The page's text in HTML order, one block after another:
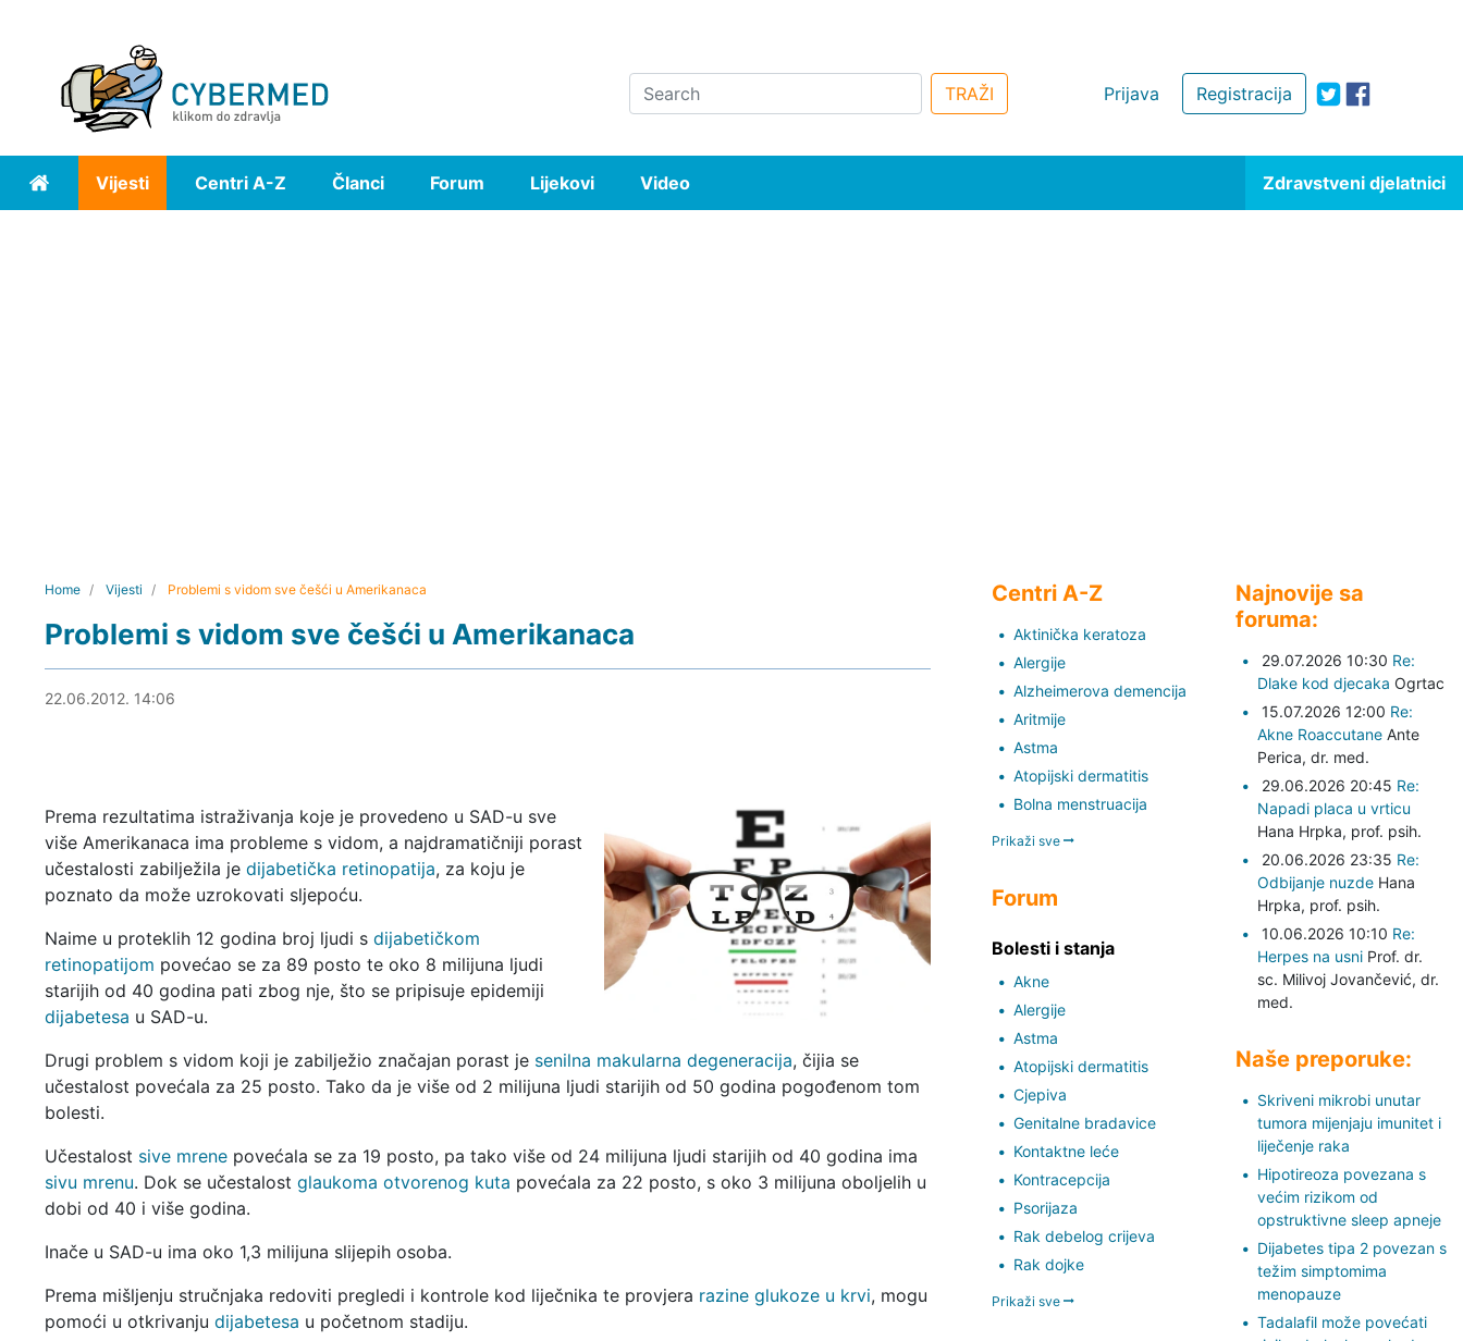
Registracija
Prijava
Search TRAŽI
Home Vijesti Centri A-Z Članci Forum Lijekovi Video Zdravstveni djelatnici
Home Vijesti Problemi s vidom sve češći u Amerikanaca
Problemi s vidom sve češći u Amerikanaca
22.06.2012. 14:37
22.06.2012. 14:06
Prema rezultatima istraživanja koje je provedeno u SAD-u sve
više Amerikanaca ima probleme s vidom, a najdramatičniji porast
učestalosti zabilježila je dijabetička retinopatija, za koju je
poznato da može uzrokovati sljepoću.
Naime u proteklih 12 godina broj ljudi s dijabetičkom
retinopatijom povećao se za 89 posto te oko 8 milijuna ljudi
starijih od 40 godina pati zbog nje, što se pripisuje epidemiji
dijabetesa u SAD-u.
Drugi problem s vidom koji je zabilježio značajan porast je senilna makularna degeneracija, čijia se
učestalost povećala za 25 posto. Tako da je više od 2 milijuna ljudi starijih od 50 godina pogođenom tom
bolesti.
Učestalost sive mrenepovećala se za 19 posto, pa tako više od 24 milijuna ljudi starijih od 40 godina ima
sivu mrenu. Dok se učestalost glaukoma otvorenog kuta povećala za 22 posto, s oko 3 milijuna oboljelih u
dobi od 40 i više godina.
Inače u SAD-u ima oko 1,3 milijuna slijepih osoba.
Prema mišljenju stručnjaka redoviti pregledi i kontrole kod liječnika te provjera razine glukoze u krvi, mogu
pomoći u otkrivanju dijabetesa u početnom stadiju.
Centri A-Z
Aktinička keratoza
Alergije
Alzheimerova demencija
Aritmije
Astma
Atopijski dermatitis
Bolna menstruacija
Prikaži sve
Forum
Bolesti i stanja
Akne
Alergije
Astma
Atopijski dermatitis
Cjepiva
Genitalne bradavice
Kontaktne leće
Kontracepcija
Psorijaza
Rak debelog crijeva
Rak dojke
Prikaži sve
Najnovije sa
foruma:
29.07.2026 10:30 Re:
Dlake kod djecaka Ogrtac
15.07.2026 12:00 Re:
Akne Roaccutane Ante
Perica, dr. med.
29.06.2026 20:45 Re:
Napadi placa u vrticu
Hana Hrpka, prof. psih.
20.06.2026 23:35 Re:
Odbijanje nuzde Hana
Hrpka, prof. psih.
10.06.2026 10:10 Re:
Herpes na usni Prof. dr.
sc. Milivoj Jovančević, dr.
med.
Naše preporuke:
Skriveni mikrobi unutar
tumora mijenjaju imunitet i
liječenje raka
Hipotireoza povezana s
većim rizikom od
opstruktivne sleep apneje
Dijabetes tipa 2 povezan s
težim simptomima
menopauze
Tadalafil može povećati